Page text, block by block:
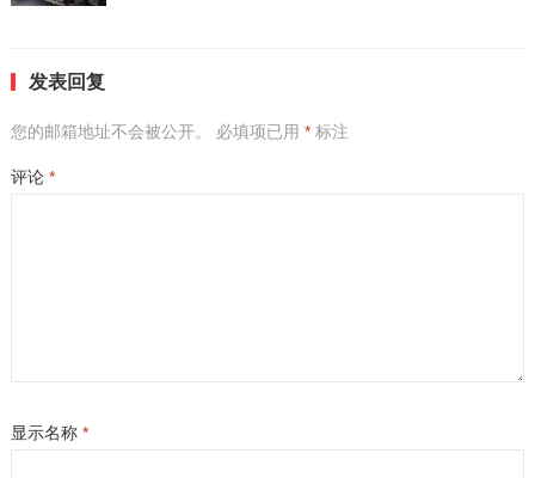
发表回复
您的邮箱地址不会被公开。 必填项已用 *标注
评论 *
显示名称 *